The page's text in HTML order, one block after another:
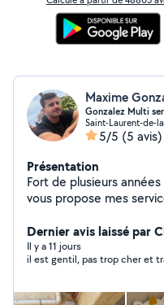
Maxime
Gonzalez Multi
Saint-Laurent-de-
5/5 (5 avis)
Présentation
Fort de plusieurs
vous propose mes
d'électricité,
et nettoyage de piscine,
divers. Sérieux, réactif et soigneux, je m'engage à fournir
besoins. Intervention
Dernier avis laissé par
Il y a 11 jours
il est gentil, pas trop cher et